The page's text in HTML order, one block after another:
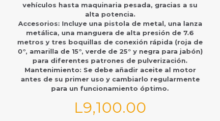
vehículos hasta maquinaria pesada, gracias a su
alta potencia.
Accesorios: Incluye una pistola de metal, una lanza
metálica, una manguera de alta presión de 7.6
metros y tres boquillas de conexión rápida (roja de
0°, amarilla de 15°, verde de 25° y negra para jabón)
para diferentes patrones de pulverización.
Mantenimiento: Se debe añadir aceite al motor
antes de su primer uso y cambiarlo regularmente
para un funcionamiento óptimo.
L9,100.00